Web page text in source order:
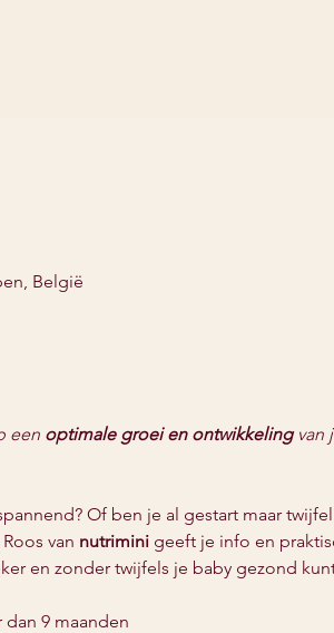
België
een optimale groei en ontwikkeling van
Of ben je al gestart maar
van nutrimini geeft je info en
en zonder twijfels je baby gezond
9 maanden